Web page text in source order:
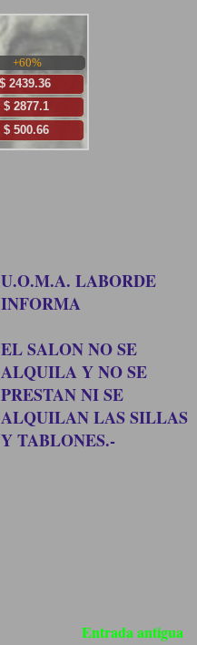
U.O.M.A. LABORDE
INFORMA
EL SALON NO SE
ALQUILA Y NO SE
PRESTAN NI SE
ALQUILAN LAS SILLAS
Y TABLONES.-
Entrada antigua